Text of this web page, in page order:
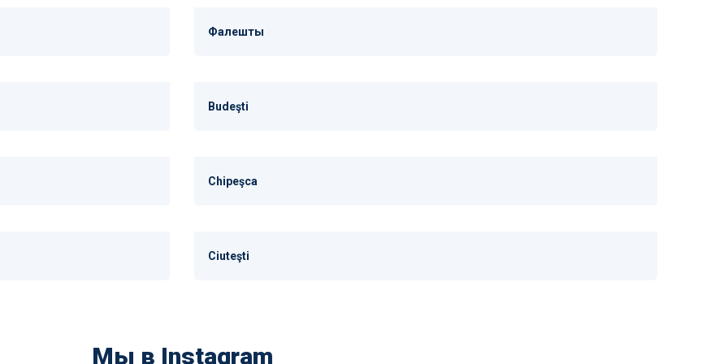
Фалешты
Budeşti
Chipeşca
Ciuteşti
Мы в Instagram